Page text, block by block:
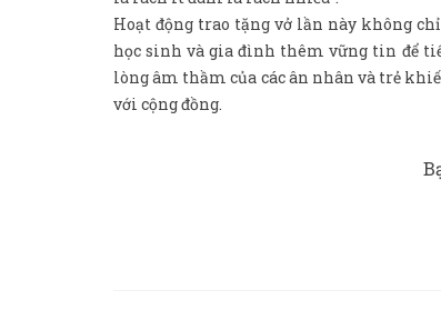
Hoạt động trao tặng vở lần này không
học sinh và gia đình thêm vững tin để
lòng âm thầm của các ân nhân và trẻ
với cộng đồng.